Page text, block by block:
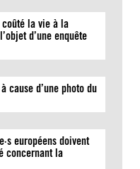
coûté la vie à la
d’une enquête
cause d’une photo du
européens doivent
concernant la